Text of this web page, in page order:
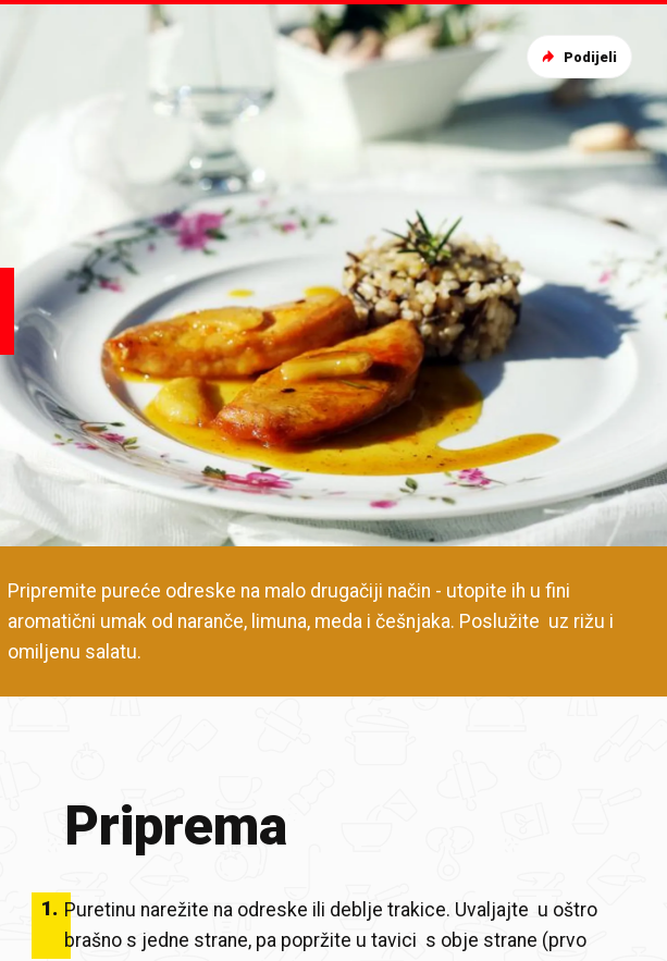
Pripremite pureće odreske na malo drugačiji način - utopite ih u fini
aromatični umak od naranče, limuna, meda i češnjaka. Poslužite uz rižu i
omiljenu salatu.
Podijeli
Priprema
1. Puretinu narežite na odreske ili deblje trakice. Uvaljajte u oštro
brašno s jedne strane, pa popržite u tavici s obje strane (prvo